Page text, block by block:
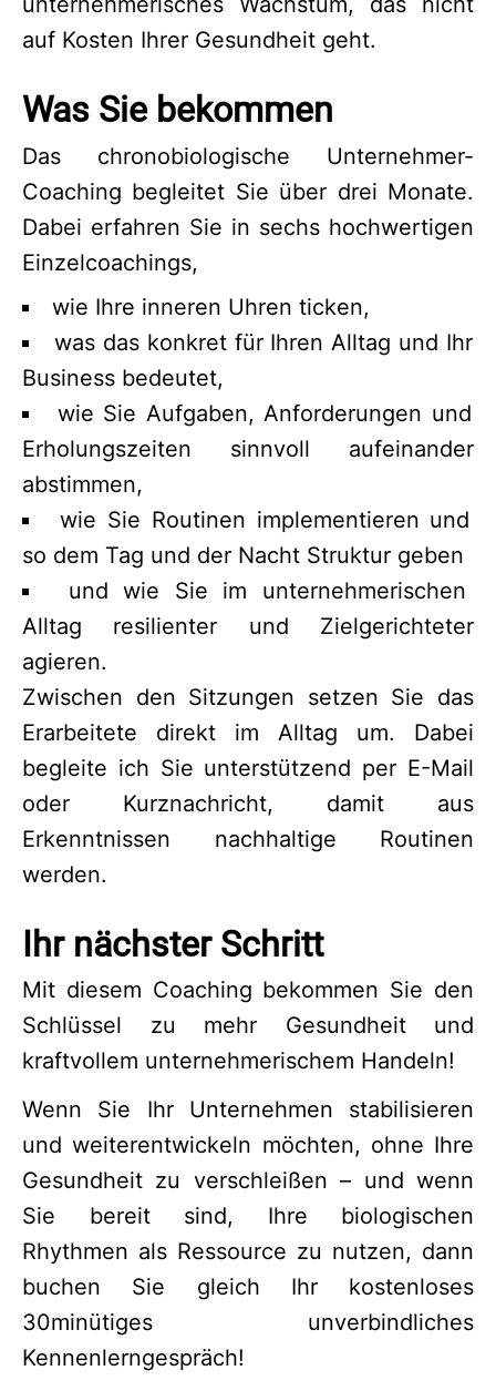
auf Kosten Ihrer Gesundheit geht.
Was Sie bekommen
Das chronobiologische Unternehmer-
Coaching begleitet Sie über drei Monate.
Dabei erfahren Sie in sechs hochwertigen
Einzelcoachings,
wie Ihre inneren Uhren ticken,
was das konkret für Ihren Alltag und Ihr
Business bedeutet,
wie Sie Aufgaben, Anforderungen und
Erholungszeiten sinnvoll aufeinander
abstimmen,
wie Sie Routinen implementieren und
so dem Tag und der Nacht Struktur geben
und wie Sie im unternehmerischen
Alltag resilienter und Zielgerichteter
agieren.
Zwischen den Sitzungen setzen Sie das
Erarbeitete direkt im Alltag um. Dabei
begleite ich Sie unterstützend per E-Mail
oder Kurznachricht, damit aus
Erkenntnissen nachhaltige Routinen
werden.
Ihr nächster Schritt
Mit diesem Coaching bekommen Sie den
Schlüssel zu mehr Gesundheit und
kraftvollem unternehmerischem Handeln!
Wenn Sie Ihr Unternehmen stabilisieren
und weiterentwickeln möchten, ohne Ihre
Gesundheit zu verschleißen – und wenn
Sie bereit sind, Ihre biologischen
Rhythmen als Ressource zu nutzen, dann
buchen Sie gleich Ihr kostenloses
30minütiges unverbindliches
Kennenlerngespräch!